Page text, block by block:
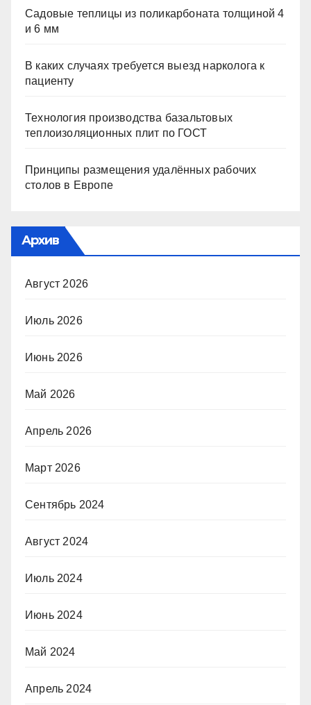
Садовые теплицы из поликарбоната толщиной 4
и 6 мм
В каких случаях требуется выезд нарколога к
пациенту
Технология производства базальтовых
теплоизоляционных плит по ГОСТ
Принципы размещения удалённых рабочих
столов в Европе
Архив
Август 2026
Июль 2026
Июнь 2026
Май 2026
Апрель 2026
Март 2026
Сентябрь 2024
Август 2024
Июль 2024
Июнь 2024
Май 2024
Апрель 2024